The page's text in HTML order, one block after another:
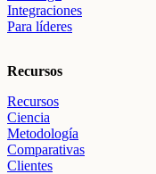
Integraciones
Para líderes
Recursos
Recursos
Ciencia
Metodología
Comparativas
Clientes